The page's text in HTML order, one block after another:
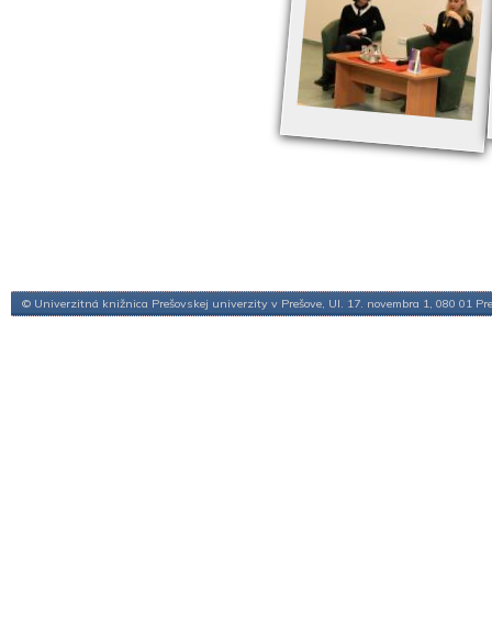
© Univerzitná knižnica Prešovskej univerzity v Prešove, Ul. 17. novembra 1, 080 01